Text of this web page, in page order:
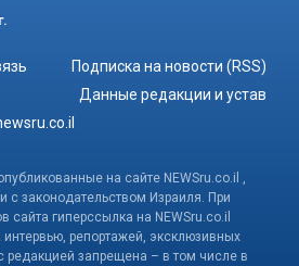
Подписка на новости (RSS)
Данные редакции и устав
на сайте NEWSru.co.il ,
с законодательством Израиля. При
сайта гиперссылка на NEWSru.co.il
интервью, репортажей, эксклюзивных
редакцией запрещена – в том числе в